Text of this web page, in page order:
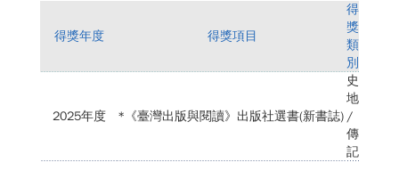
得獎年度 得獎項目
得
獎
類
別
2025年度 *《臺灣出版與閱讀》出版社選書(新書誌)
史
地
/
傳
記